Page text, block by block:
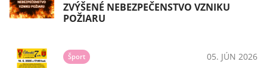
ZVÝŠENÉ NEBEZPEČENSTVO VZNIKU
POŽIARU
Šport 05. JÚN 2026